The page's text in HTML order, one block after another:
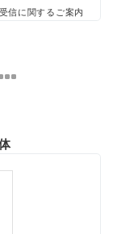
信に関するご案内